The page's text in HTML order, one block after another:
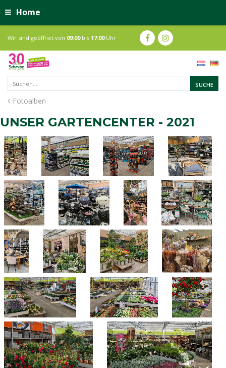
Home
Fotoalben
Wir sind geöffnet von 09:00bis 17:00Uhr
UNSER GARTENCENTER - 2021